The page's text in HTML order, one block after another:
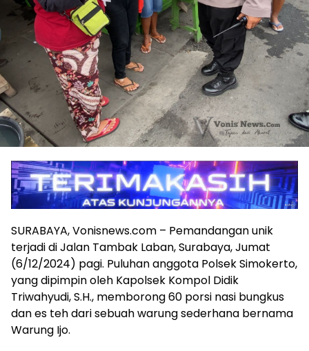
SURABAYA, Vonisnews.com – Pemandangan unik
terjadi di Jalan Tambak Laban, Surabaya, Jumat
(6/12/2024) pagi. Puluhan anggota Polsek Simokerto,
yang dipimpin oleh Kapolsek Kompol Didik
Triwahyudi, S.H., memborong 60 porsi nasi bungkus
dan es teh dari sebuah warung sederhana bernama
Warung Ijo.